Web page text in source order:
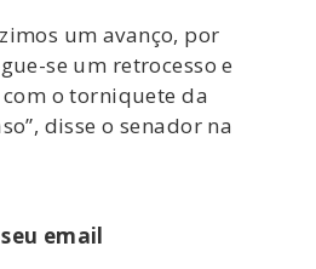
um avanço, por
se um retrocesso e
o torniquete da
disse o senador na
email